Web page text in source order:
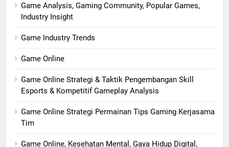
Game Analysis, Gaming Community, Popular Games,
Industry Insight
Game Industry Trends
Game Online
Game Online Strategi & Taktik Pengembangan Skill
Esports & Kompetitif Gameplay Analysis
Game Online Strategi Permainan Tips Gaming Kerjasama
Tim
Game Online, Kesehatan Mental, Gaya Hidup Digital,